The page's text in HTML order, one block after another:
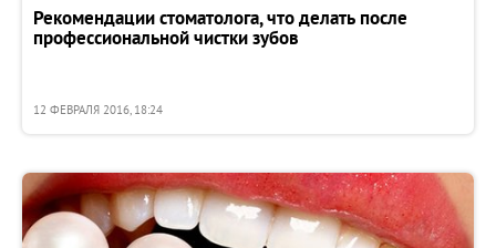
Рекомендации стоматолога, что делать после
профессиональной чистки зубов
12 ФЕВРАЛЯ 2016, 18:24